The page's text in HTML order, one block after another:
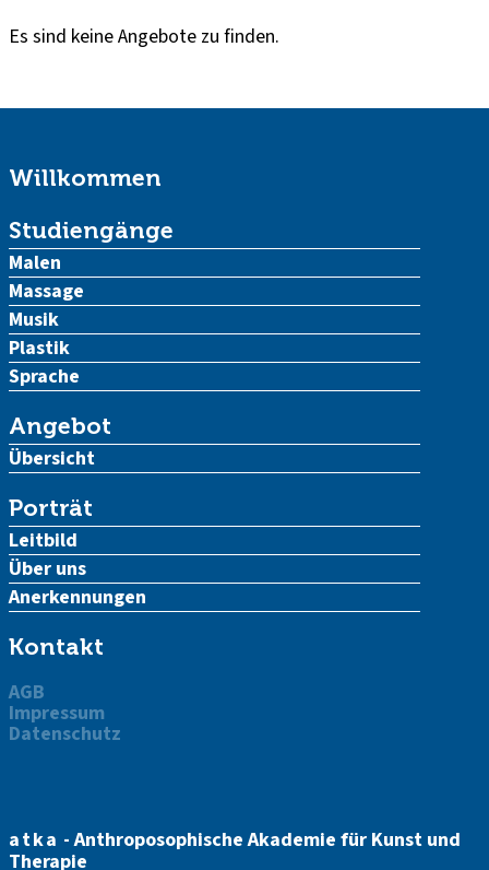
Es sind keine Angebote zu finden.
Willkommen
Studiengänge
Malen
Massage
Musik
Plastik
Sprache
Angebot
Übersicht
Porträt
Leitbild
Über uns
Anerkennungen
Kontakt
AGB
Impressum
Datenschutz
atka - Anthroposophische Akademie für Kunst und
Therapie